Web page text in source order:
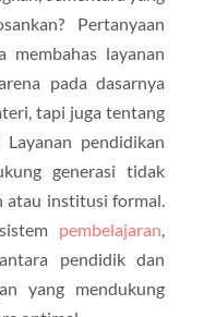
Pertanyaan
layanan
pada dasarnya
tapi juga tentang
pendidikan
generasi tidak
atau institusi formal.
pembelajaran
pendidik dan
yang mendukung